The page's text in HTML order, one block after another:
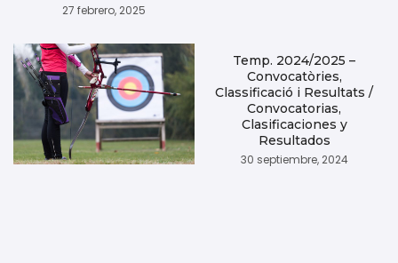
27 febrero, 2025
Temp. 2024/2025 –
Convocatòries,
Classificació i Resultats /
Convocatorias,
Clasificaciones y
Resultados
30 septiembre, 2024